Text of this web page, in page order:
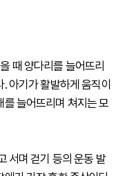
때 양다리를 늘어뜨리
아기가 활발하게 움직이
늘어뜨리며 쳐지는 모
서며 걷기 등의 운동 발